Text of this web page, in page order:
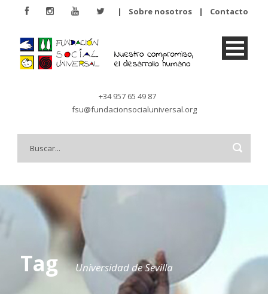
| Sobre nosotros | Contacto
+34 957 65 49 87
fsu@fundacionsocialuniversal.org
Tag Universidad de Sevilla